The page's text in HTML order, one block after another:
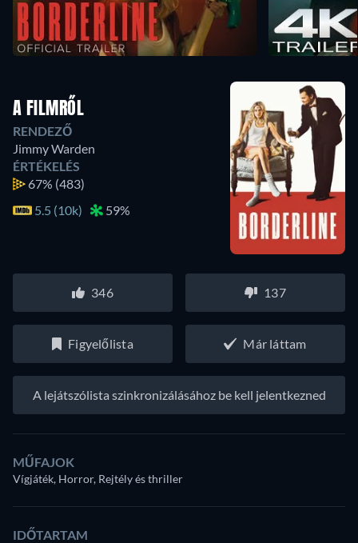
A FILMRŐL
RENDEZŐ
Jimmy Warden
ÉRTÉKELÉS
67% (483)
5.5 (10k)
59%
346 137
Figyelőlista Már láttam
A lejátszólista szinkronizálásához be kell jelentkezned
MŰFAJOK
Vígjáték, Horror, Rejtély és thriller
IDŐTARTAM